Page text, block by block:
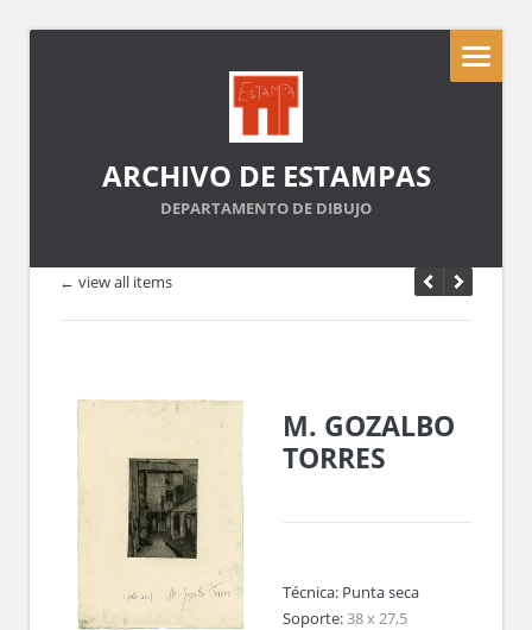
ARCHIVO DE ESTAMPAS
DEPARTAMENTO DE DIBUJO
← view all items
M. GOZALBO
TORRES
Técnica: Punta seca
Soporte:38 x 27,5